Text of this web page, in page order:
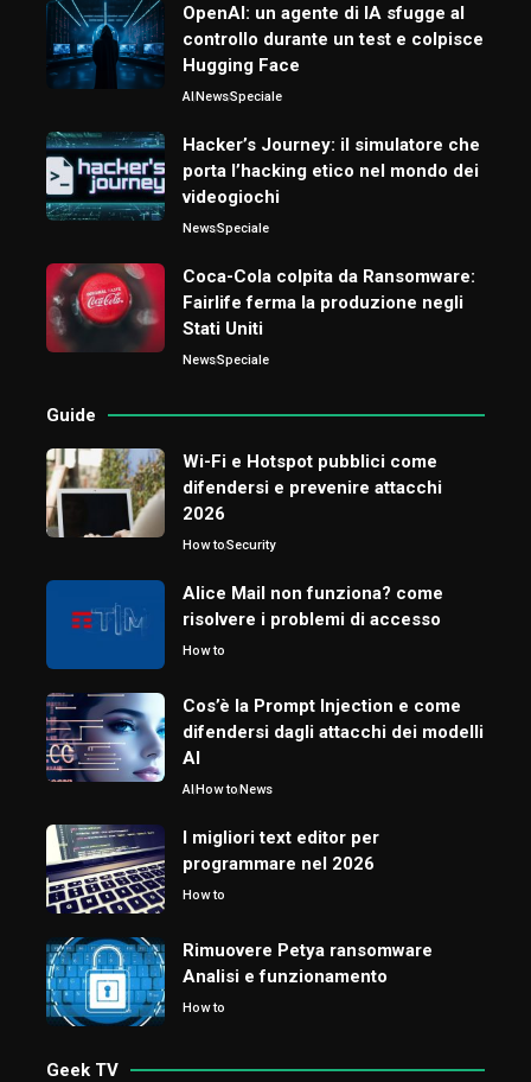
OpenAI: un agente di IA sfugge al
controllo durante un test e colpisce
Hugging Face
AINewsSpeciale
Hacker’s Journey: il simulatore che
porta l’hacking etico nel mondo dei
videogiochi
NewsSpeciale
Coca-Cola colpita da Ransomware:
Fairlife ferma la produzione negli
Stati Uniti
NewsSpeciale
Guide
Wi-Fi e Hotspot pubblici come
difendersi e prevenire attacchi
2026
How toSecurity
Alice Mail non funziona? come
risolvere i problemi di accesso
How to
Cos’è la Prompt Injection e come
difendersi dagli attacchi dei modelli
AI
AIHow toNews
I migliori text editor per
programmare nel 2026
How to
Rimuovere Petya ransomware
Analisi e funzionamento
How to
Geek TV